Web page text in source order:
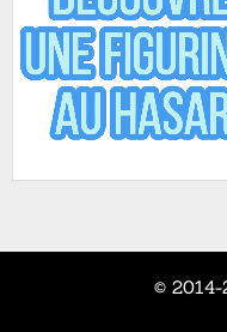
© 2014-